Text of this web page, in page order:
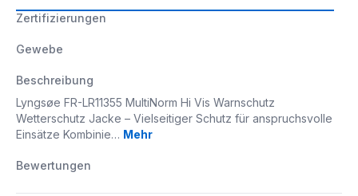
Zertifizierungen
Gewebe
Beschreibung
Lyngsøe FR-LR11355 MultiNorm Hi Vis Warnschutz
Wetterschutz Jacke – Vielseitiger Schutz für anspruchsvolle
Einsätze Kombinie… Mehr
Bewertungen